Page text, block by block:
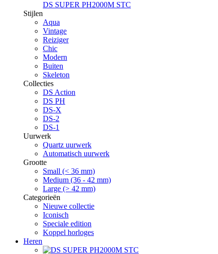
DS SUPER PH2000M STC
Stijlen
Aqua
Vintage
Reiziger
Chic
Modern
Buiten
Skeleton
Collecties
DS Action
DS PH
DS-X
DS-2
DS-1
Uurwerk
Quartz uurwerk
Automatisch uurwerk
Grootte
Small (< 36 mm)
Medium (36 - 42 mm)
Large (> 42 mm)
Categorieën
Nieuwe collectie
Iconisch
Speciale edition
Koppel horloges
Heren